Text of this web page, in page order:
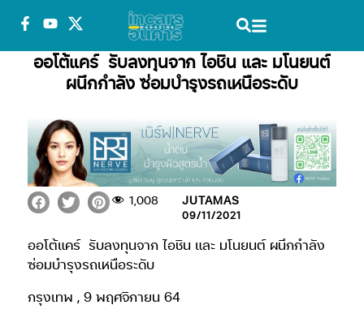
ออโต้แคร์ รับลงทุนจาก ไอชิน และ มโนยนต์
ผนึกกำลัง ซ่อมบำรุงรถเหนือระดับ
JUTAMAS
09/11/2021
1,008
ออโต้แคร์ รับลงทุนจาก ไอชิน และ มโนยนต์ ผนึกกำลัง
ซ่อมบำรุงรถเหนือระดับ
กรุงเทพ , 9 พฤศจิกายน 64